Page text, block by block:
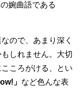
の婉曲語である
ので、あまり深く
しれません。大切
ころがける、とい
」 など色んな表